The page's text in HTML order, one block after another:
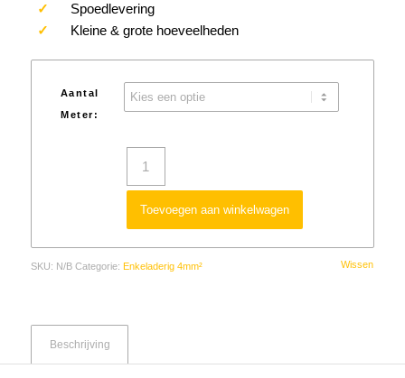
✓ Spoedlevering
✓ Kleine & grote hoeveelheden
Aantal
Meter:
Wissen
Toevoegen aan winkelwagen
SKU: N/B Categorie: Enkeladerig 4mm²
Beschrijving